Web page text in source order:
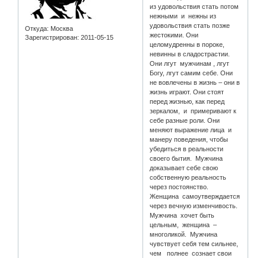
Откуда: Москва
Зарегистрирован: 2011-05-15
из удовольствия стать потом
нежными и нежны из
удовольствия стать позже
жестокими. Они
целомудренны в пороке,
невинны в сладострастии.
Они лгут мужчинам , лгут
Богу, лгут самим себе. Они
не вовлечены в жизнь – они в
жизнь играют. Они стоят
перед жизнью, как перед
зеркалом, и примеривают к
себе разные роли. Они
меняют выражение лица и
манеру поведения, чтобы
убедиться в реальности
своего бытия. Мужчина
доказывает себе свою
собственную реальность
через постоянство.
Женщина самоутверждается
через вечную изменчивость.
Мужчина хочет быть
цельным, женщина –
многоликой. Мужчина
чувствует себя тем сильнее,
чем полнее сознает свои